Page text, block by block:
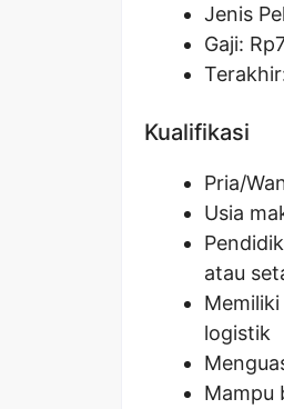
Jenis
Gaji: Rp
Kualifikasi
Pria/
Usia
atau
logistik
Mampu